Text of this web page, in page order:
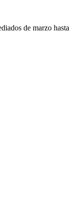
de marzo hasta